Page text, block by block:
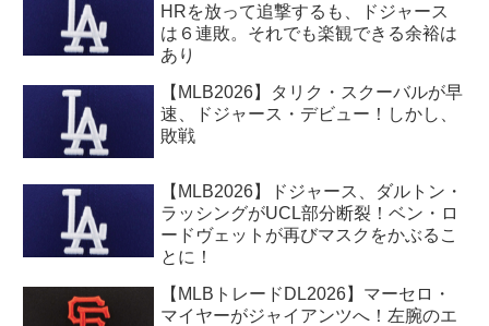
HRを放って追撃するも、ドジャース
は６連敗。それでも楽観できる余裕は
あり
【MLB2026】タリク・スクーバルが早
速、ドジャース・デビュー！しかし、
敗戦
【MLB2026】ドジャース、ダルトン・
ラッシングがUCL部分断裂！ベン・ロ
ードヴェットが再びマスクをかぶるこ
とに！
【MLBトレードDL2026】マーセロ・
マイヤーがジャイアンツへ！左腕のエ